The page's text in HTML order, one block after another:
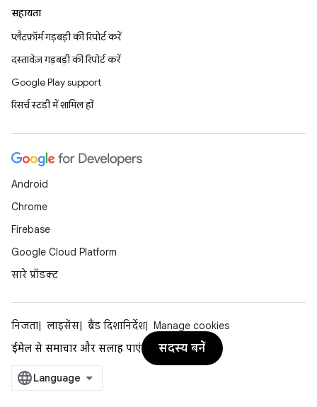
सहायता
प्लैटफ़ॉर्म गड़बड़ी की रिपोर्ट करें
दस्तावेज़ गड़बड़ी की रिपोर्ट करें
Google Play support
रिसर्च स्टडी में शामिल हों
Android
Chrome
Firebase
Google Cloud Platform
सारे प्रॉडक्ट
निजता लाइसेंस ब्रैंड दिशानिर्देश
Manage cookies
ईमेल से समाचार और सलाह पाएं
सदस्य बनें